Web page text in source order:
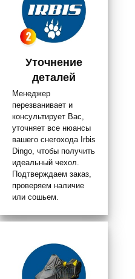
Уточнение
деталей
Менеджер
перезванивает и
консультирует Вас,
уточняет все нюансы
вашего снегохода Irbis
Dingo, чтобы получить
идеальный чехол.
Подтверждаем заказ,
проверяем наличие
или сошьем.